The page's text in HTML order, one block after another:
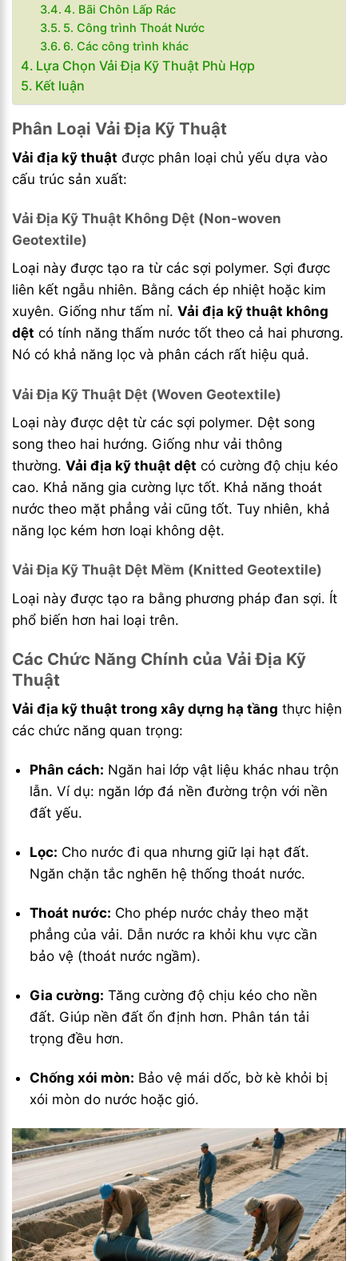
4. Bãi Chôn Lấp Rác
5. Công trình Thoát Nước
6. Các công trình khác
Lựa Chọn Vải Địa Kỹ Thuật Phù Hợp
Kết luận
Phân Loại Vải Địa Kỹ Thuật
Vải địa kỹ thuật được phân loại chủ yếu dựa vào
cấu trúc sản xuất:
Vải Địa Kỹ Thuật Không Dệt (Non-woven
Geotextile)
Loại này được tạo ra từ các sợi polymer. Sợi được
liên kết ngẫu nhiên. Bằng cách ép nhiệt hoặc kim
xuyên. Giống như tấm nỉ. Vải địa kỹ thuật không
dệt có tính năng thấm nước tốt theo cả hai phương.
Nó có khả năng lọc và phân cách rất hiệu quả.
Vải Địa Kỹ Thuật Dệt (Woven Geotextile)
Loại này được dệt từ các sợi polymer. Dệt song
song theo hai hướng. Giống như vải thông
thường. Vải địa kỹ thuật dệt có cường độ chịu kéo
cao. Khả năng gia cường lực tốt. Khả năng thoát
nước theo mặt phẳng vải cũng tốt. Tuy nhiên, khả
năng lọc kém hơn loại không dệt.
Vải Địa Kỹ Thuật Dệt Mềm (Knitted Geotextile)
Loại này được tạo ra bằng phương pháp đan sợi. Ít
phổ biến hơn hai loại trên.
Các Chức Năng Chính của Vải Địa Kỹ
Thuật
Vải địa kỹ thuật trong xây dựng hạ tầng thực hiện
các chức năng quan trọng:
Phân cách: Ngăn hai lớp vật liệu khác nhau trộn
lẫn. Ví dụ: ngăn lớp đá nền đường trộn với nền
đất yếu.
Lọc: Cho nước đi qua nhưng giữ lại hạt đất.
Ngăn chặn tắc nghẽn hệ thống thoát nước.
Thoát nước: Cho phép nước chảy theo mặt
phẳng của vải. Dẫn nước ra khỏi khu vực cần
bảo vệ (thoát nước ngầm).
Gia cường: Tăng cường độ chịu kéo cho nền
đất. Giúp nền đất ổn định hơn. Phân tán tải
trọng đều hơn.
Chống xói mòn: Bảo vệ mái dốc, bờ kè khỏi bị
xói mòn do nước hoặc gió.